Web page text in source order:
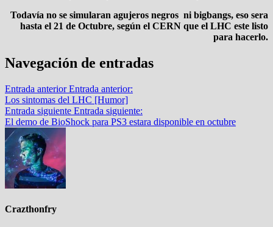
Todavía no se simularan agujeros negros ni bigbangs, eso sera
hasta el 21 de Octubre, según el CERN que el LHC este listo
para hacerlo.
Navegación de entradas
Entrada anterior Entrada anterior:
Los sintomas del LHC [Humor]
Entrada siguiente Entrada siguiente:
El demo de BioShock para PS3 estara disponible en octubre
Crazthonfry